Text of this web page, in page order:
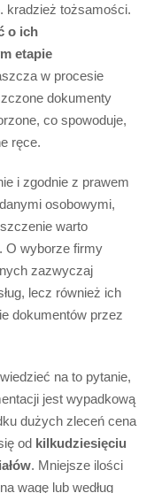
kradzież tożsamości.
o ich
etapie
w procesie
dokumenty
co spowoduje,
ręce.
i zgodnie z prawem
osobowymi,
warto
O wyborze firmy
zazwyczaj
lecz również ich
dokumentów przez
na to pytanie,
jest wypadkową
dużych zleceń cena
od kilkudziesięciu
. Mniejsze ilości
wagę lub według